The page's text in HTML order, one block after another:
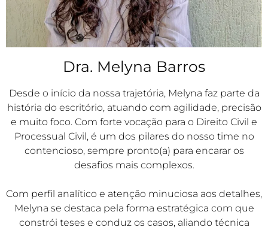
Dra. Melyna Barros
Desde o início da nossa trajetória, Melyna faz parte da
história do escritório, atuando com agilidade, precisão
e muito foco. Com forte vocação para o Direito Civil e
Processual Civil, é um dos pilares do nosso time no
contencioso, sempre pronto(a) para encarar os
desafios mais complexos.
Com perfil analítico e atenção minuciosa aos detalhes,
Melyna se destaca pela forma estratégica com que
constrói teses e conduz os casos, aliando técnica